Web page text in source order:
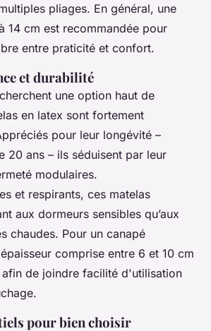
pliages. En général, une
14 cm est recommandée pour
entre praticité et confort.
et durabilité
une option haut de
en latex sont fortement
pour leur longévité –
20 ans – ils séduisent par leur
modulaires.
et respirants, ces matelas
aux dormeurs sensibles qu’aux
chaudes. Pour un canapé
comprise entre 6 et 10 cm
afin de joindre facilité d'utilisation
pour bien choisir